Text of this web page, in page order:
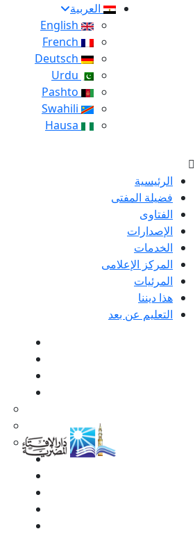
العربية
الرئيسية
فضيلة المفتى
الفتاوى
الإصدارات
الخدمات
المركز الإعلامى
المرئيات
هذا ديننا
التعليم عن بعد